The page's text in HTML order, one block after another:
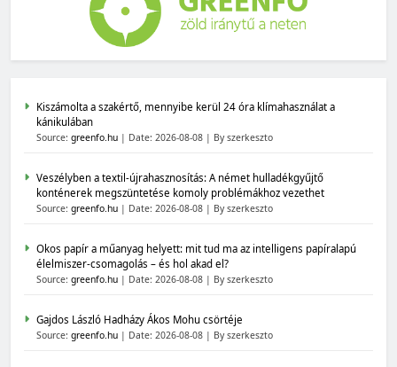
Kiszámolta a szakértő, mennyibe kerül 24 óra klímahasználat a
kánikulában
Source: greenfo.hu Date: 2026-08-08 By szerkeszto
Veszélyben a textil-újrahasznosítás: A német hulladékgyűjtő
konténerek megszüntetése komoly problémákhoz vezethet
Source: greenfo.hu Date: 2026-08-08 By szerkeszto
Okos papír a műanyag helyett: mit tud ma az intelligens papíralapú
élelmiszer-csomagolás – és hol akad el?
Source: greenfo.hu Date: 2026-08-08 By szerkeszto
Gajdos László Hadházy Ákos Mohu csörtéje
Source: greenfo.hu Date: 2026-08-08 By szerkeszto